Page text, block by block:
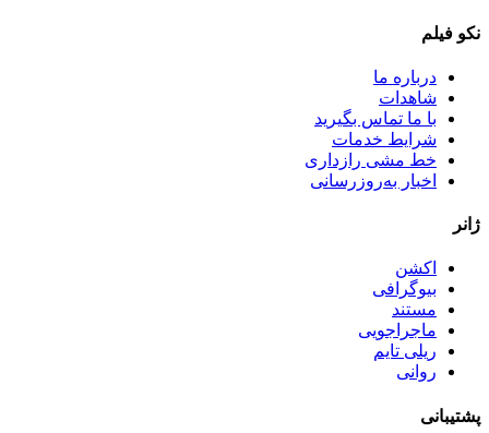
نکو فیلم
درباره ما
شاهدات
با ما تماس بگیرید
شرایط خدمات
خط مشی رازداری
اخبار به‌روزرسانی
ژانر
اکشن
بیوگرافی
مستند
ماجراجویی
ریلی تایم
روانی
پشتیبانی